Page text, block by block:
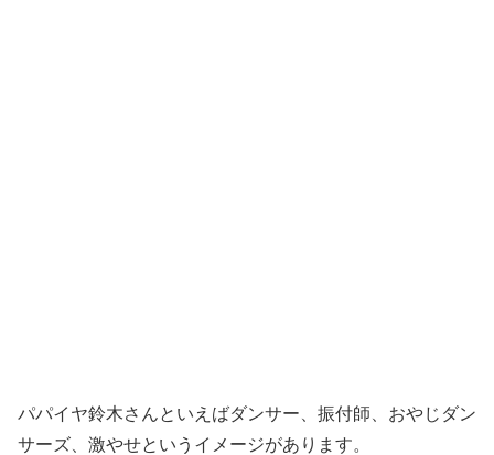
パパイヤ鈴木さんといえばダンサー、振付師、おやじダン
サーズ、激やせというイメージがあります。